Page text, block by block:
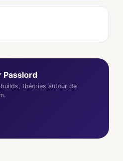
Passlord
théories autour de